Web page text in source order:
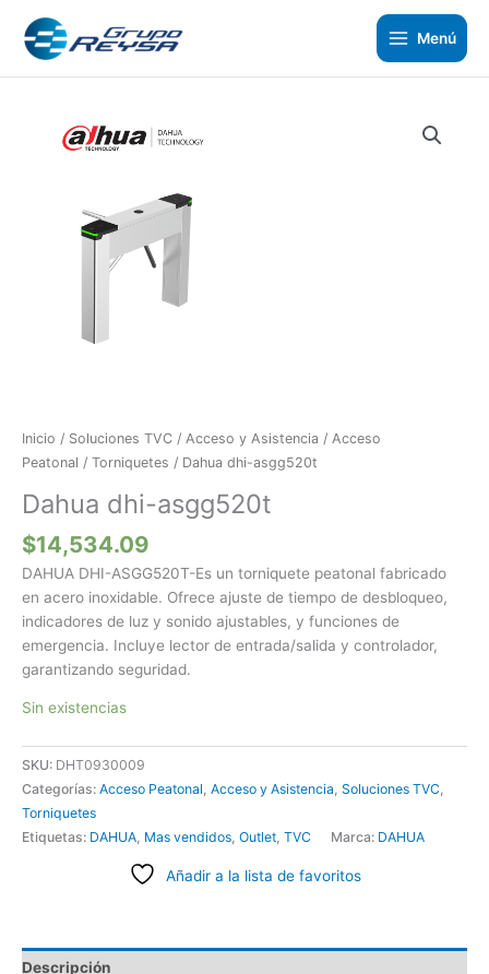
contenido
Menú
Inicio / Soluciones TVC / Acceso y Asistencia / Acceso
Peatonal / Torniquetes / Dahua dhi-asgg520t
Dahua dhi-asgg520t
$14,534.09
DAHUA DHI-ASGG520T-Es un torniquete peatonal fabricado
en acero inoxidable. Ofrece ajuste de tiempo de desbloqueo,
indicadores de luz y sonido ajustables, y funciones de
emergencia. Incluye lector de entrada/salida y controlador,
garantizando seguridad.
Sin existencias
SKU: DHT0930009
Categorías: Acceso Peatonal, Acceso y Asistencia, Soluciones TVC,
Torniquetes
Etiquetas: DAHUA, Mas vendidos, Outlet, TVC Marca: DAHUA
Añadir a la lista de favoritos
Descripción